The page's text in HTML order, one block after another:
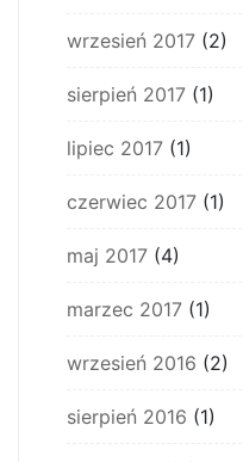
wrzesień 2017 (2)
sierpień 2017 (1)
lipiec 2017 (1)
czerwiec 2017 (1)
maj 2017 (4)
marzec 2017 (1)
wrzesień 2016 (2)
sierpień 2016 (1)